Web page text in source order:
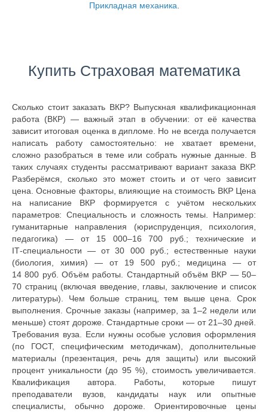
Прикладная механика.
Купить Страховая математика
Сколько стоит заказать ВКР? Выпускная квалификационная
работа (ВКР) — важный этап в обучении: от её качества
зависит итоговая оценка в дипломе. Но не всегда получается
написать работу самостоятельно: не хватает времени,
сложно разобраться в теме или собрать нужные данные. В
таких случаях студенты рассматривают вариант заказа ВКР.
Разберёмся, сколько это может стоить и от чего зависит
цена. Основные факторы, влияющие на стоимость ВКР Цена
на написание ВКР формируется с учётом нескольких
параметров: Специальность и сложность темы. Например:
гуманитарные направления (юриспруденция, психология,
педагогика) — от 15 000–16 700 руб.; технические и
IT‑специальности — от 30 000 руб.; естественные науки
(биология, химия) — от 19 500 руб.; медицина — от
14 800 руб. Объём работы. Стандартный объём ВКР — 50–
70 страниц (включая введение, главы, заключение и список
литературы). Чем больше страниц, тем выше цена. Срок
выполнения. Срочные заказы (например, за 1–2 недели или
меньше) стоят дороже. Стандартные сроки — от 21–30 дней.
Требования вуза. Если нужны особые условия оформления
(по ГОСТ, специфическим методичкам), дополнительные
материалы (презентация, речь для защиты) или высокий
процент уникальности (до 95 %), стоимость увеличивается.
Квалификация автора. Работы, которые пишут
преподаватели вузов, кандидаты наук или опытные
специалисты, обычно дороже. Ориентировочные цены